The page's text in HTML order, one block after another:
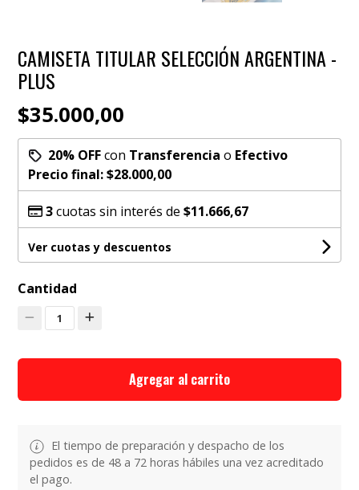
CAMISETA TITULAR SELECCIÓN ARGENTINA -
PLUS
$35.000,00
20% OFFcon Transferencia o Efectivo
Precio final:$28.000,00
3cuotas sin interés de$11.666,67
Ver cuotas y descuentos
Cantidad
1
Agregar al carrito
El tiempo de preparación y despacho de los
pedidos es de 48 a 72 horas hábiles una vez acreditado
el pago.